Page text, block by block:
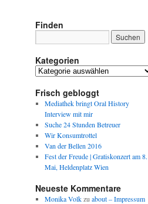
Finden
Kategorien
Kategorien
Frisch gebloggt
Mediathek bringt Oral History
Interview mit mir
Suche 24 Stunden Betreuer
Wir Konsumtrottel
Van der Bellen 2016
Fest der Freude | Gratiskonzert am 8.
Mai, Heldenplatz Wien
Neueste Kommentare
Monika Volkzu about – Impressum